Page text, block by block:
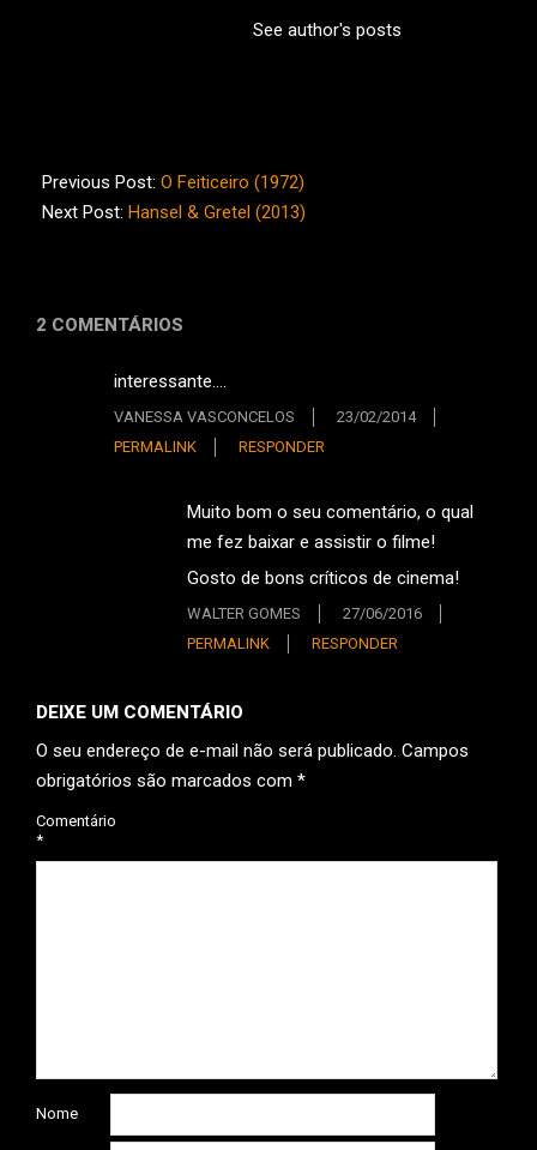
See author's posts
02-
22
Previous Post: O Feiticeiro (1972)
Next Post: Hansel & Gretel (2013)
2 COMENTÁRIOS
interessante….
VANESSA VASCONCELOS
23/02/2014
PERMALINK
RESPONDER
Muito bom o seu comentário, o qual
me fez baixar e assistir o filme!
Gosto de bons críticos de cinema!
WALTER GOMES
27/06/2016
PERMALINK
RESPONDER
DEIXE UM COMENTÁRIO
O seu endereço de e-mail não será publicado. Campos
obrigatórios são marcados com *
Comentário
*
Nome